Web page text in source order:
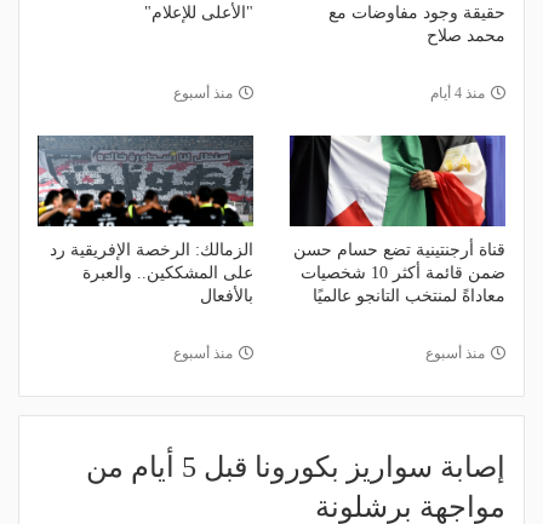
حقيقة وجود مفاوضات مع
محمد صلاح
منذ 4 أيام
"الأعلى للإعلام"
منذ أسبوع
قناة أرجنتينية تضع حسام حسن
ضمن قائمة أكثر 10 شخصيات
معاداةً لمنتخب التانجو عالميًا
منذ أسبوع
الزمالك: الرخصة الإفريقية رد
على المشككين.. والعبرة
بالأفعال
منذ أسبوع
إصابة سواريز بكورونا قبل 5 أيام من
مواجهة برشلونة